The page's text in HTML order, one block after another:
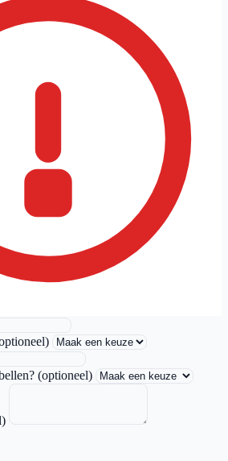
(optioneel)